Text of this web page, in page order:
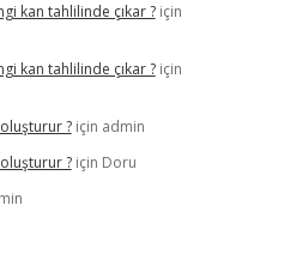
kan tahlilinde çıkar ?için
kan tahlilinde çıkar ?için
?için admin
?için Doru